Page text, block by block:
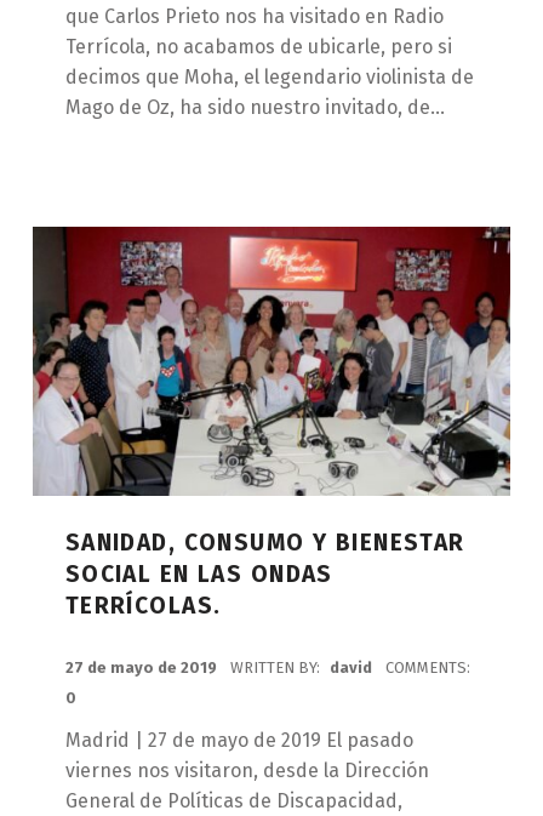
que Carlos Prieto nos ha visitado en Radio
Terrícola, no acabamos de ubicarle, pero si
decimos que Moha, el legendario violinista de
Mago de Oz, ha sido nuestro invitado, de…
SANIDAD, CONSUMO Y BIENESTAR
SOCIAL EN LAS ONDAS
TERRÍCOLAS.
27 de mayo de 2019 WRITTEN BY: david
COMMENTS:
0
Madrid | 27 de mayo de 2019 El pasado
viernes nos visitaron, desde la Dirección
General de Políticas de Discapacidad,